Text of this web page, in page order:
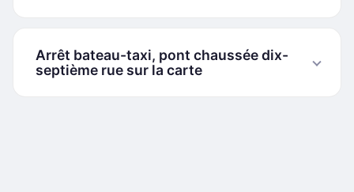
Arrêt bateau-taxi, pont chaussée dix-
septième rue sur la carte